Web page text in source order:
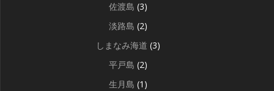
佐渡島 (3)
淡路島 (2)
しまなみ海道 (3)
平戸島 (2)
生月島 (1)